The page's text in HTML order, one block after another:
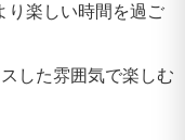
り楽しい時間を過ご
した雰囲気で楽しむ